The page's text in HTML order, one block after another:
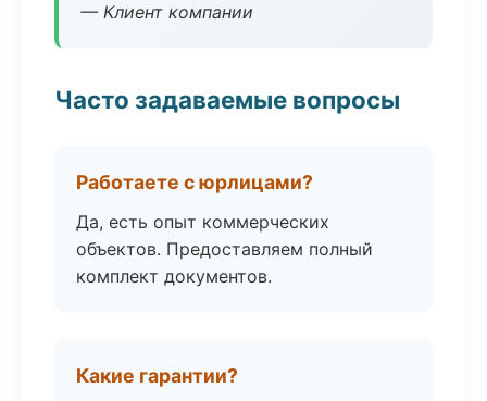
— Клиент компании
Часто задаваемые вопросы
Работаете с юрлицами?
Да, есть опыт коммерческих
объектов. Предоставляем полный
комплект документов.
Какие гарантии?